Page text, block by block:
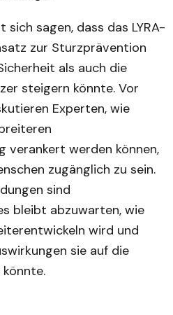
sich sagen, dass das LYRA-
zur Sturzprävention
als auch die
steigern könnte. Vor
Experten, wie
verankert werden können,
zugänglich zu sein.
sind
bleibt abzuwarten, wie
wird und
sie auf die